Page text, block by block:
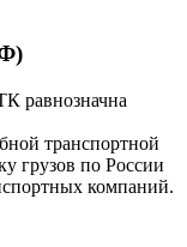
равнозначна
транспортной
грузов по России
компаний.